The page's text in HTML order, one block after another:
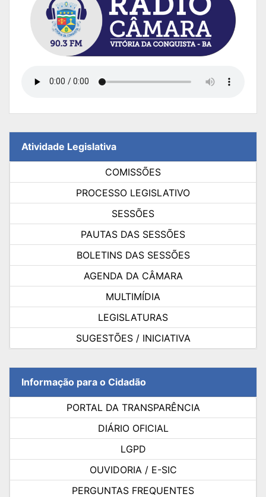
Atividade Legislativa
COMISSÕES
PROCESSO LEGISLATIVO
SESSÕES
PAUTAS DAS SESSÕES
BOLETINS DAS SESSÕES
AGENDA DA CÂMARA
MULTIMÍDIA
LEGISLATURAS
SUGESTÕES / INICIATIVA
Informação para o Cidadão
PORTAL DA TRANSPARÊNCIA
DIÁRIO OFICIAL
LGPD
OUVIDORIA / E-SIC
PERGUNTAS FREQUENTES